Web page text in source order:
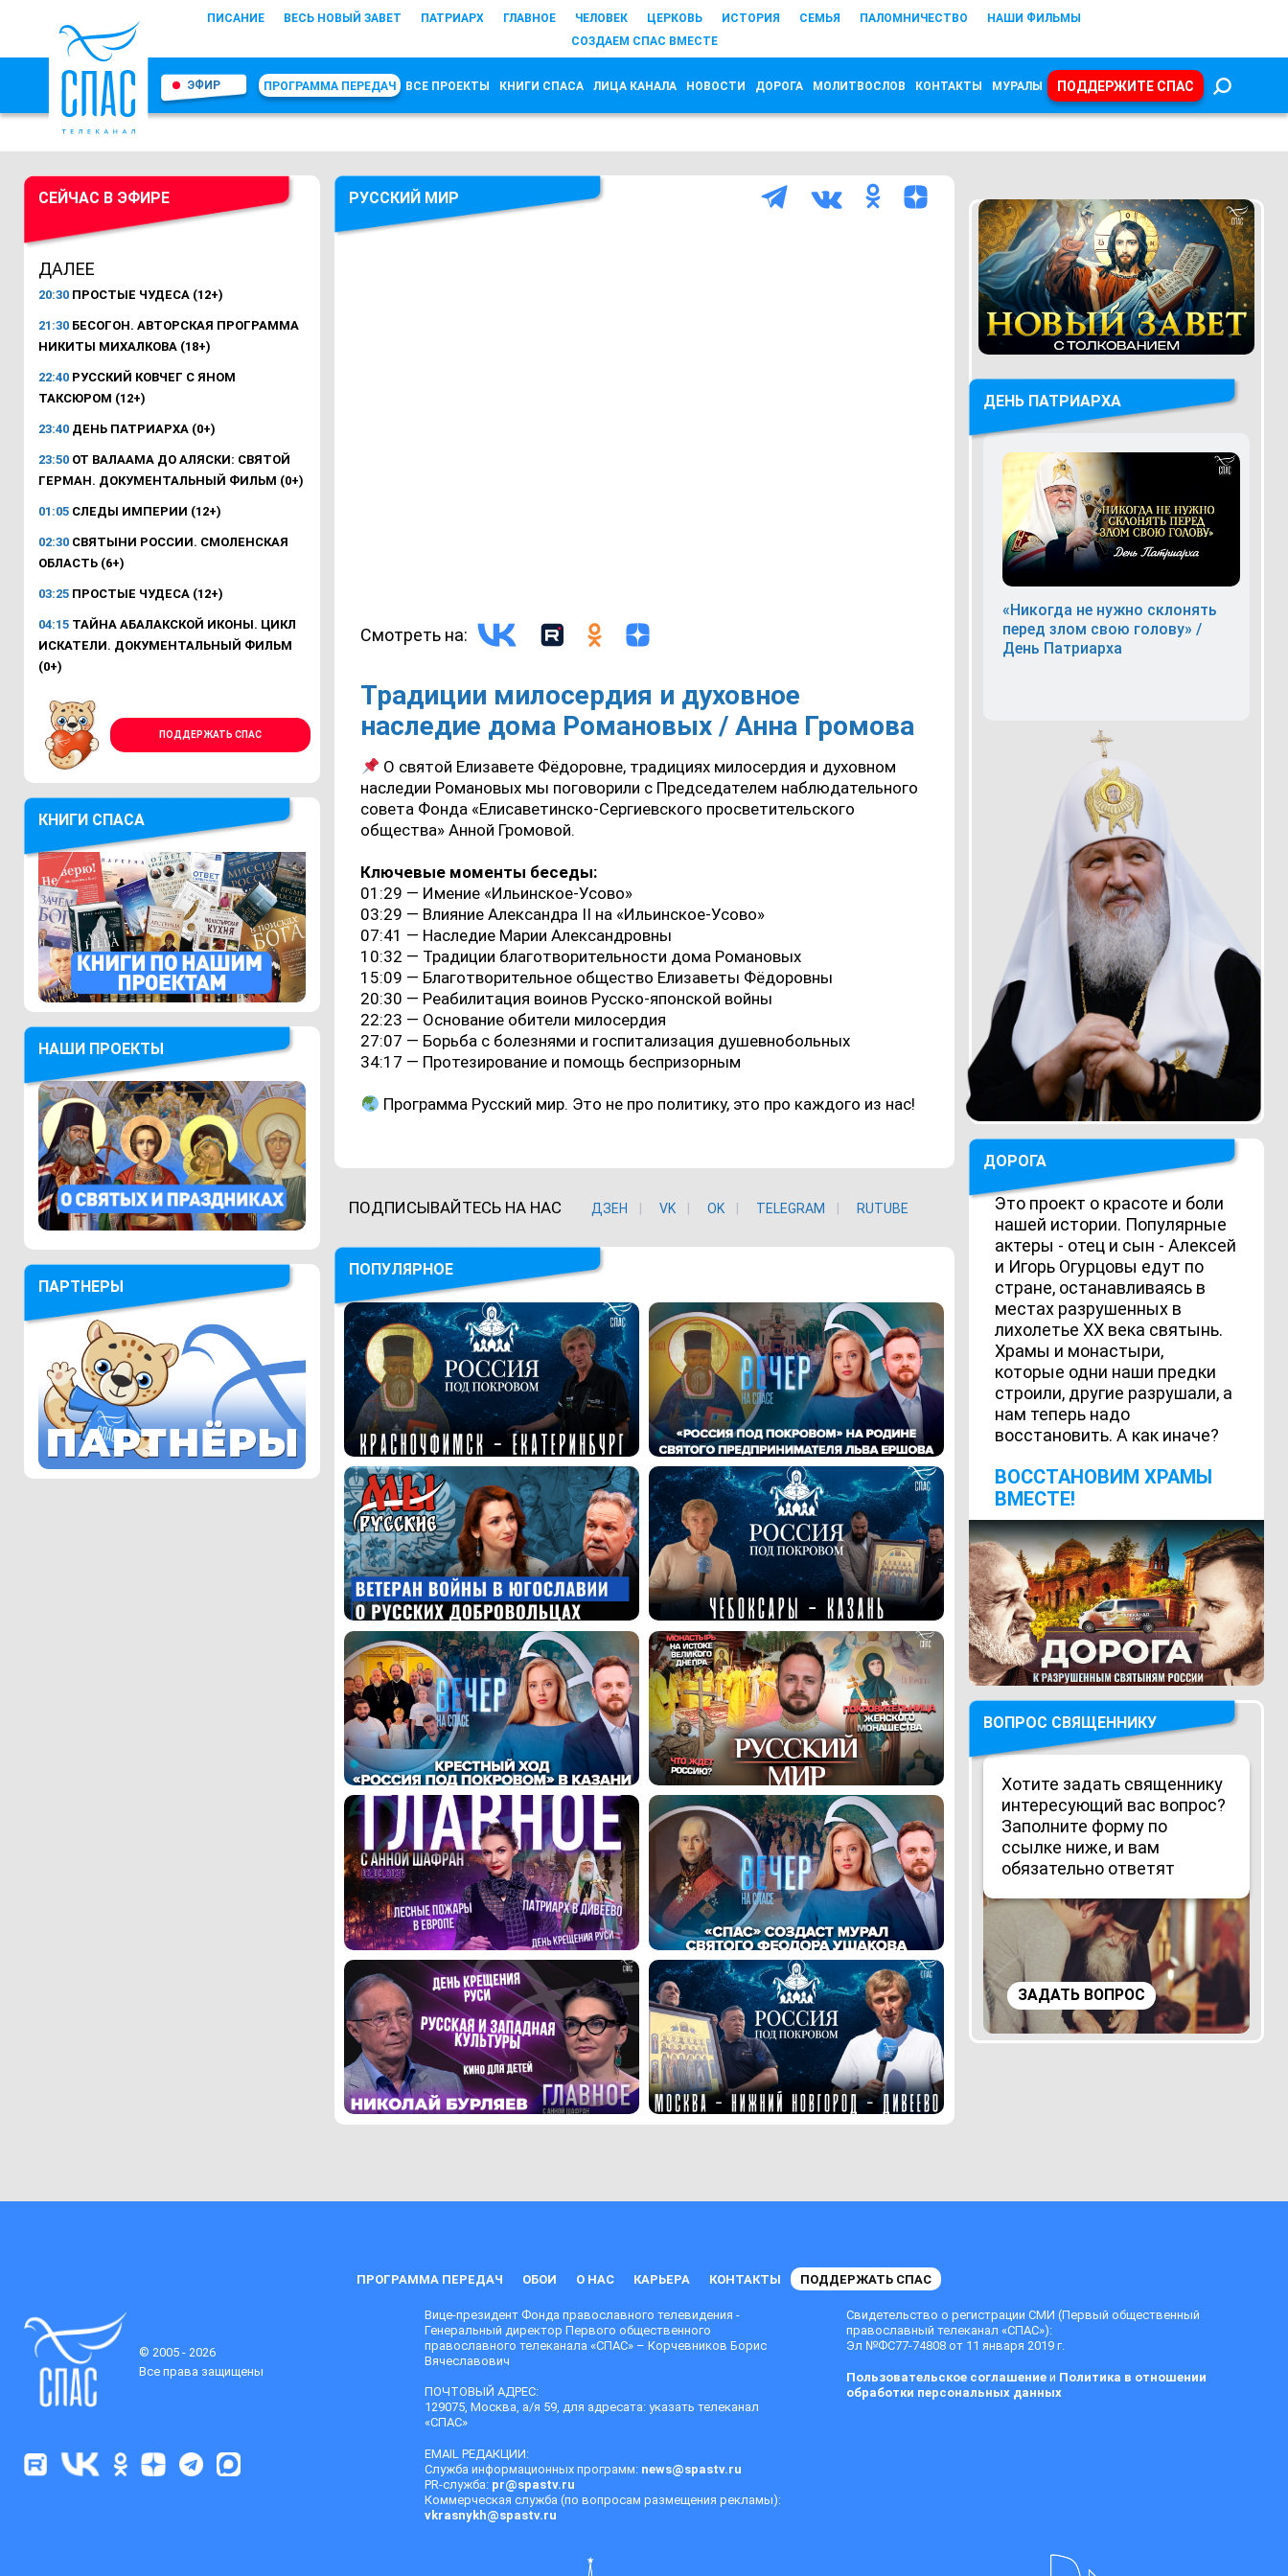
ПИСАНИЕ ВЕСЬ НОВЫЙ ЗАВЕТ ПАТРИАРХ ГЛАВНОЕ ЧЕЛОВЕК ЦЕРКОВЬ ИСТОРИЯ СЕМЬЯ ПАЛОМНИЧЕСТВО
НАШИ ФИЛЬМЫ
СОЗДАЕМ СПАС ВМЕСТЕ
ЭФИР ПРОГРАММА ПЕРЕДАЧ ВСЕ ПРОЕКТЫ КНИГИ СПАСА ЛИЦА КАНАЛА НОВОСТИ ДОРОГА МОЛИТВОСЛОВ КОНТАКТЫ МУРАЛЫ ПОДДЕРЖИТЕ СПАС
СЕЙЧАС В ЭФИРЕ
ДАЛЕЕ
20:30 ПРОСТЫЕ ЧУДЕСА (12+)
21:30 БЕСОГОН. АВТОРСКАЯ ПРОГРАММА
НИКИТЫ МИХАЛКОВА (18+)
22:40 РУССКИЙ КОВЧЕГ С ЯНОМ
ТАКСЮРОМ (12+)
23:40 ДЕНЬ ПАТРИАРХА (0+)
23:50 ОТ ВАЛААМА ДО АЛЯСКИ: СВЯТОЙ
ГЕРМАН. ДОКУМЕНТАЛЬНЫЙ ФИЛЬМ (0+)
01:05 СЛЕДЫ ИМПЕРИИ (12+)
02:30 СВЯТЫНИ РОССИИ. СМОЛЕНСКАЯ
ОБЛАСТЬ (6+)
03:25 ПРОСТЫЕ ЧУДЕСА (12+)
04:15 ТАЙНА АБАЛАКСКОЙ ИКОНЫ. ЦИКЛ
ИСКАТЕЛИ. ДОКУМЕНТАЛЬНЫЙ ФИЛЬМ
(0+)
ПОДДЕРЖАТЬ СПАС
КНИГИ СПАСА
НАШИ ПРОЕКТЫ
ПАРТНЕРЫ
РУССКИЙ МИР
Смотреть на:
Традиции милосердия и духовное
наследие дома Романовых / Анна Громова
О святой Елизавете Фёдоровне, традициях милосердия и духовном
наследии Романовых мы поговорили с Председателем наблюдательного
совета Фонда «Елисаветинско-Сергиевского просветительского
общества» Анной Громовой.
Ключевые моменты беседы:
01:29 — Имение «Ильинское-Усово»
03:29 — Влияние Александра II на «Ильинское-Усово»
07:41 — Наследие Марии Александровны
10:32 — Традиции благотворительности дома Романовых
15:09 — Благотворительное общество Елизаветы Фёдоровны
20:30 — Реабилитация воинов Русско-японской войны
22:23 — Основание обители милосердия
27:07 — Борьба с болезнями и госпитализация душевнобольных
34:17 — Протезирование и помощь беспризорным
Программа Русский мир. Это не про политику, это про каждого из нас!
ПОДПИСЫВАЙТЕСЬ НА НАС ДЗЕН VK ОK TELEGRAM RUTUBE
ПОПУЛЯРНОЕ
ДЕНЬ ПАТРИАРХА
«Никогда не нужно склонять
перед злом свою голову» /
День Патриарха
ДОРОГА
Это проект о красоте и боли
нашей истории. Популярные
актеры - отец и сын - Алексей
и Игорь Огурцовы едут по
стране, останавливаясь в
местах разрушенных в
лихолетье ХХ века святынь.
Храмы и монастыри,
которые одни наши предки
строили, другие разрушали, а
нам теперь надо
восстановить. А как иначе?
ВОCСТАНОВИМ ХРАМЫ
ВМЕСТЕ!
ВОПРОС СВЯЩЕННИКУ
Хотите задать священнику
интересующий вас вопрос?
Заполните форму по
ссылке ниже, и вам
обязательно ответят
ЗАДАТЬ ВОПРОС
ПРОГРАММА ПЕРЕДАЧ ОБОИ О НАС КАРЬЕРА КОНТАКТЫ ПОДДЕРЖАТЬ СПАС
© 2005 - 2026
Все права защищены
Вице-президент Фонда православного телевидения -
Генеральный директор Первого общественного
православного телеканала «СПАС» – Корчевников Борис
Вячеславович
ПОЧТОВЫЙ АДРЕС:
129075, Москва, а/я 59, для адресата: указать телеканал
«СПАС»
EMAIL РЕДАКЦИИ:
Служба информационных программ: news@spastv.ru
PR-служба: pr@spastv.ru
Коммерческая служба (по вопросам размещения рекламы):
vkrasnykh@spastv.ru
Свидетельство о регистрации СМИ (Первый общественный
православный телеканал «СПАС»):
Эл №ФС77-74808 от 11 января 2019 г.
Пользовательское соглашениеи Политика в отношении
обработки персональных данных